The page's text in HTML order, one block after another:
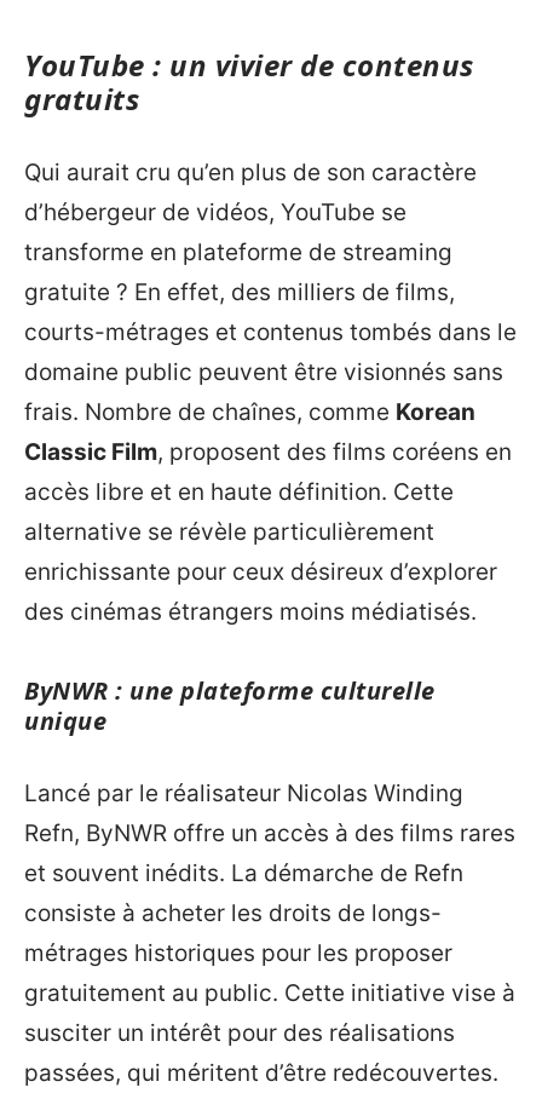
YouTube : un vivier de contenus
gratuits
Qui aurait cru qu’en plus de son caractère
d’hébergeur de vidéos, YouTube se
transforme en plateforme de streaming
gratuite ? En effet, des milliers de films,
courts-métrages et contenus tombés dans le
domaine public peuvent être visionnés sans
frais. Nombre de chaînes, comme Korean
Classic Film, proposent des films coréens en
accès libre et en haute définition. Cette
alternative se révèle particulièrement
enrichissante pour ceux désireux d’explorer
des cinémas étrangers moins médiatisés.
ByNWR : une plateforme culturelle
unique
Lancé par le réalisateur Nicolas Winding
Refn, ByNWR offre un accès à des films rares
et souvent inédits. La démarche de Refn
consiste à acheter les droits de longs-
métrages historiques pour les proposer
gratuitement au public. Cette initiative vise à
susciter un intérêt pour des réalisations
passées, qui méritent d’être redécouvertes.